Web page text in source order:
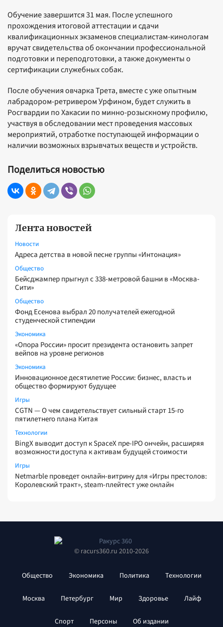
Лента новостей
Новости
Адреса детства в новой песне группы «Интонация»
Общество
Бейсджампер прыгнул с 338-метровой башни в «Москва-
Сити»
Общество
Фонд Есенова выбрал 20 получателей ежегодной
студенческой стипендии
Экономика
«Опора России» просит президента остановить запрет
вейпов на уровне регионов
Экономика
Инновационное десятилетие России: бизнес, власть и
общество формируют будущее
Игры
CGTN — О чем свидетельствует сильный старт 15-го
пятилетнего плана Китая
Технологии
BingX выводит доступ к SpaceX пре-IPO ончейн, расширяя
возможности доступа к активам будущей стоимости
Игры
Netmarble проведет онлайн-витрину для «Игры престолов:
Королевский тракт», steam-плейтест уже онлайн
Обучение завершится 31 мая. После успешного
прохождения итоговой аттестации и сдачи
квалификационных экзаменов специалистам-кинологам
вручат свидетельства об окончании профессиональной
подготовки и переподготовки, а также документы о
сертификации служебных собак.
После обучения овчарка Трета, вместе с уже опытным
лабрадором-ретривером Урфином, будет служить в
Росгвардии по Хакасии по минно-розыскному профилю,
участвуя в обследовании мест проведения массовых
мероприятий, отработке поступающей информации о
наличии возможных взрывчатых веществ и устройств.
Поделиться новостью
© racurs360.ru 2010-2026
Общество Экономика Политика Технологии
Москва Петербург Мир Здоровье Лайф
Спорт Персоны Об издании